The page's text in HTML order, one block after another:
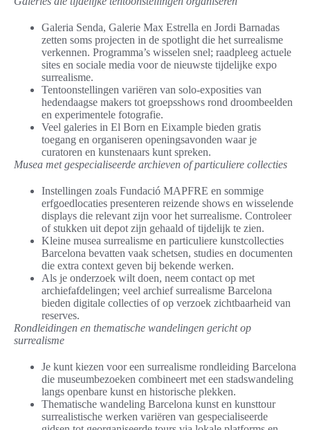
Galeria Senda, Galerie Max Estrella en Jordi Barnadas
zetten soms projecten in de spotlight die het surrealisme
verkennen. Programma’s wisselen snel; raadpleeg actuele
sites en sociale media voor de nieuwste tijdelijke expo
surrealisme.
Tentoonstellingen variëren van solo-exposities van
hedendaagse makers tot groepsshows rond droombeelden
en experimentele fotografie.
Veel galeries in El Born en Eixample bieden gratis
toegang en organiseren openingsavonden waar je
curatoren en kunstenaars kunt spreken.
Musea met gespecialiseerde archieven of particuliere collecties
Instellingen zoals Fundació MAPFRE en sommige
erfgoedlocaties presenteren reizende shows en wisselende
displays die relevant zijn voor het surrealisme. Controleer
of stukken uit depot zijn gehaald of tijdelijk te zien.
Kleine musea surrealisme en particuliere kunstcollecties
Barcelona bevatten vaak schetsen, studies en documenten
die extra context geven bij bekende werken.
Als je onderzoek wilt doen, neem contact op met
archiefafdelingen; veel archief surrealisme Barcelona
bieden digitale collecties of op verzoek zichtbaarheid van
reserves.
Rondleidingen en thematische wandelingen gericht op
surrealisme
Je kunt kiezen voor een surrealisme rondleiding Barcelona
die museumbezoeken combineert met een stadswandeling
langs openbare kunst en historische plekken.
Thematische wandeling Barcelona kunst en kunsttour
surrealistische werken variëren van gespecialiseerde